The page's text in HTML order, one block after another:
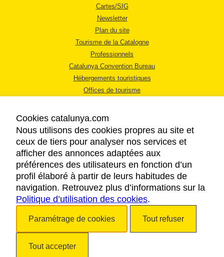
Cartes/SIG
Newsletter
Plan du site
Tourisme de la Catalogne
Professionnels
Catalunya Convention Bureau
Hébergements touristiques
Offices de tourisme
MENTIONS LÉGALES
RÈGLES DE CONFIDENTIALITÉ
COOKIES
ACCESSIBILITÉ
Cookies catalunya.com
Nous utilisons des cookies propres au site et
ceux de tiers pour analyser nos services et
afficher des annonces adaptées aux
préférences des utilisateurs en fonction d’un
profil élaboré à partir de leurs habitudes de
navigation. Retrouvez plus d’informations sur la
Politique d’utilisation des cookies.
Paramétrage de cookies Tout refuser
Tout accepter